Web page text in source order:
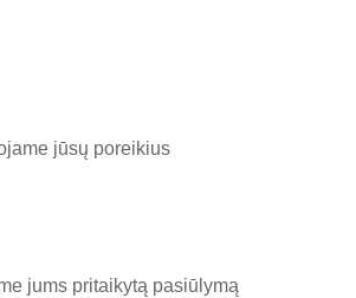
jūsų poreikius
jums pritaikytą pasiūlymą